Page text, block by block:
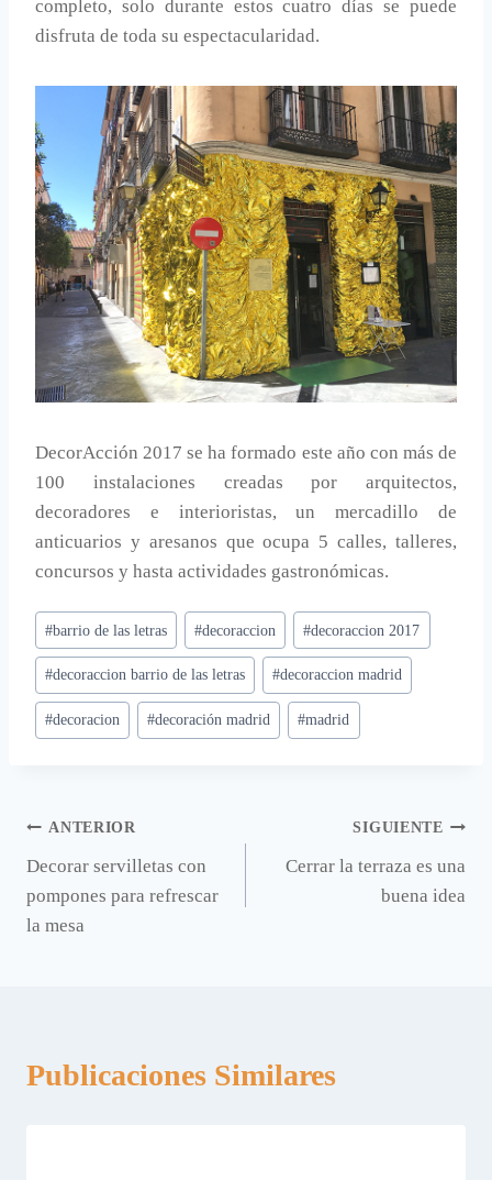
completo, solo durante estos cuatro días se puede
disfruta de toda su espectacularidad.
DecorAcción 2017 se ha formado este año con más de
100 instalaciones creadas por arquitectos,
decoradores e interioristas, un mercadillo de
anticuarios y aresanos que ocupa 5 calles, talleres,
concursos y hasta actividades gastronómicas.
Etiquetas
de
la
entrada:
#barrio de las letras #decoraccion #decoraccion 2017
#decoraccion barrio de las letras #decoraccion madrid
#decoracion #decoración madrid #madrid
Navegación
de
entradas
ANTERIOR
Decorar servilletas con
pompones para refrescar
la mesa
SIGUIENTE
Cerrar la terraza es una
buena idea
Publicaciones Similares